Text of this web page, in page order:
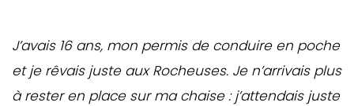
J’avais 16 ans, mon permis de conduire en poche
et je rêvais juste aux Rocheuses. Je n’arrivais plus
à rester en place sur ma chaise : j’attendais juste